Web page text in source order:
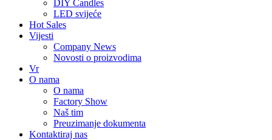
DIY Candles
LED svijeće
Hot Sales
Vijesti
Company News
Novosti o proizvodima
Vr
O nama
O nama
Factory Show
Naš tim
Preuzimanje dokumenta
Kontaktiraj nas